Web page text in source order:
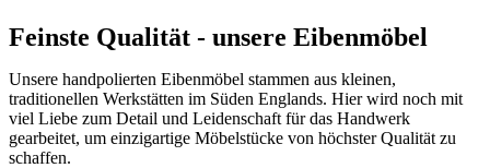
Feinste Qualität - unsere Eibenmöbel
Unsere handpolierten Eibenmöbel stammen aus kleinen,
traditionellen Werkstätten im Süden Englands. Hier wird noch mit
viel Liebe zum Detail und Leidenschaft für das Handwerk
gearbeitet, um einzigartige Möbelstücke von höchster Qualität zu
schaffen.